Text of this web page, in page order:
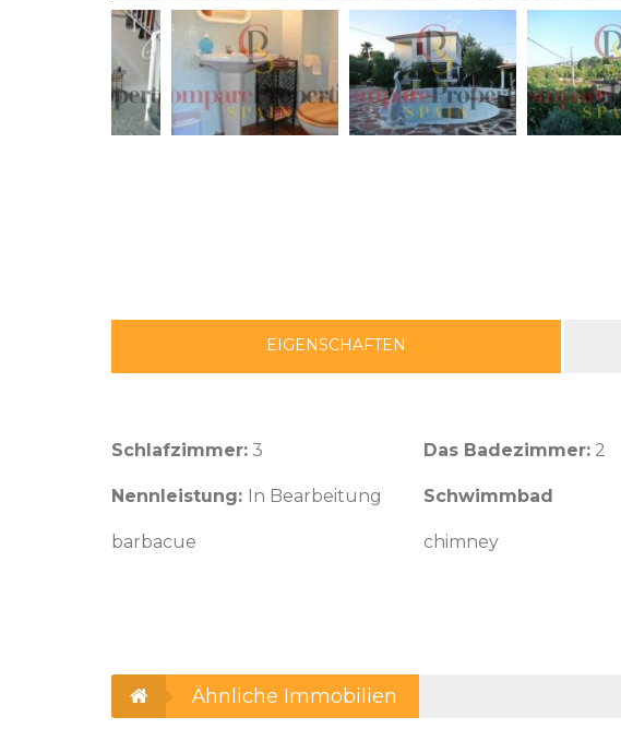
EIGENSCHAFTEN
Schlafzimmer: 3 Das Badezimmer: 2
Nennleistung: In Bearbeitung Schwimmbad
barbacue chimney
Ähnliche Immobilien